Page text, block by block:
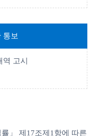
통보
고시
」 제17조제1항에 따른